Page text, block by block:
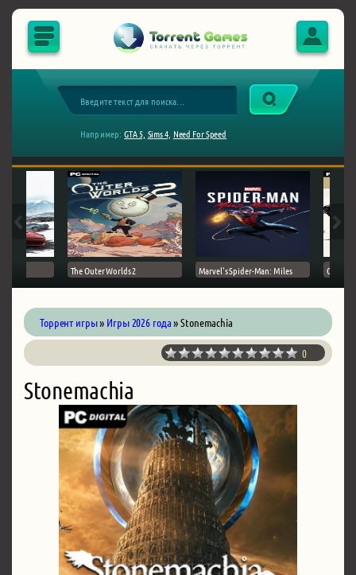
Например: GTA 5, Sims 4, Need For Speed
The Outer Worlds 2 Marvel's Spider-Man: Miles Ghost
Торрент игры» Игры 2026 года» Stonemachia
0
Stonemachia